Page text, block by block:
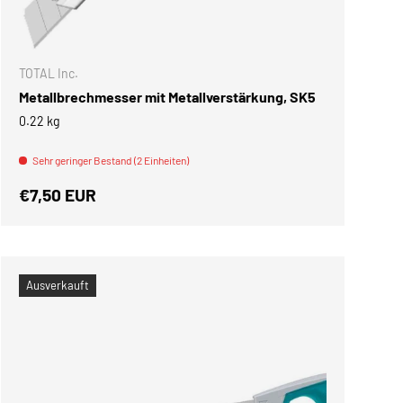
TOTAL Inc.
Metallbrechmesser mit Metallverstärkung, SK5
0.22 kg
Sehr geringer Bestand (2 Einheiten)
Normaler Preis
€7,50 EUR
Ausverkauft